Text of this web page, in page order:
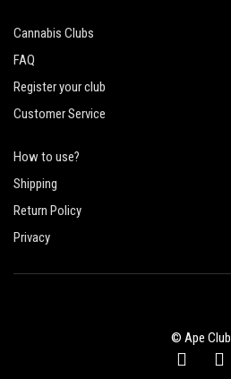
Cannabis Clubs
FAQ
Register your club
Customer Service
How to use?
Shipping
Return Policy
Privacy
© Ape Club